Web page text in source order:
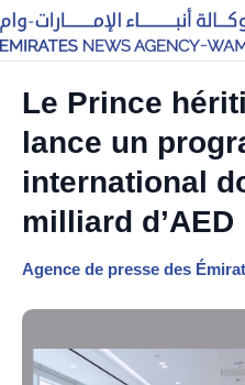
Le Prince
lance un
international
milliard d’AED
Agence de presse des